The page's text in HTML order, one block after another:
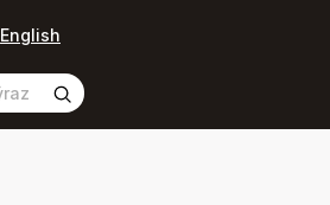
English